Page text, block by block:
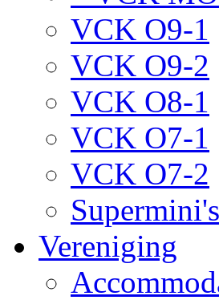
VCK O9-1
VCK O9-2
VCK O8-1
VCK O7-1
VCK O7-2
Supermini's
Vereniging